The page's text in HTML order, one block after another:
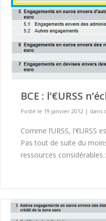
BCE : l’€URSS
Posté le 19 janvier 2012 | dans
Comme l’URSS, l’€URSS
Pas tout de suite du
ressources